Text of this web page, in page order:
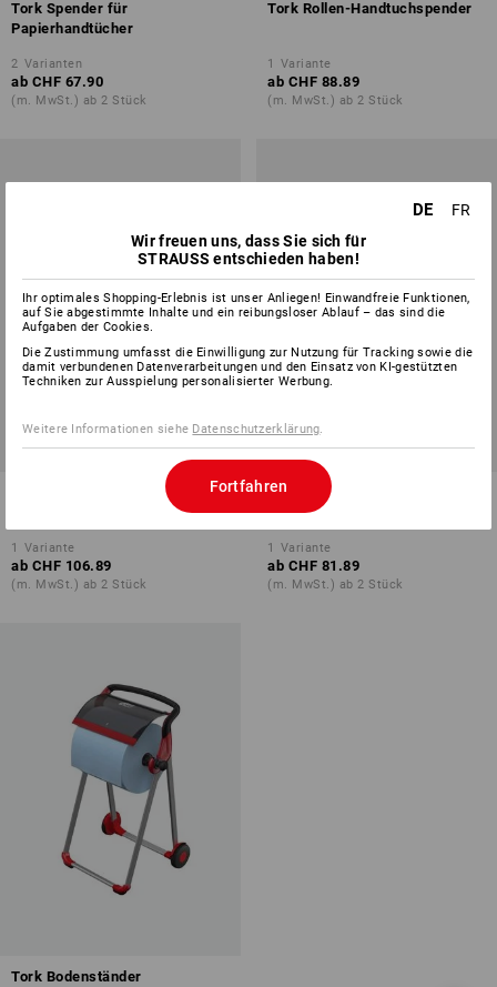
Tork Spender für
Papierhandtücher
2 Varianten
ab CHF 67.90
(m. MwSt.) ab 2 Stück
Tork Rollen-Handtuchspender
1 Variante
ab CHF 88.89
(m. MwSt.) ab 2 Stück
Toilettenpapier Kleinrollen
1 Variante
ab CHF 106.89
(m. MwSt.) ab 2 Stück
Tork Spender für
Toilettenpapier Jumbo
1 Variante
ab CHF 81.89
(m. MwSt.) ab 2 Stück
Tork Bodenständer
DE
FR
Wir freuen uns, dass Sie sich für
STRAUSS entschieden haben!
Ihr optimales Shopping-Erlebnis ist unser Anliegen! Einwandfreie Funktionen,
auf Sie abgestimmte Inhalte und ein reibungsloser Ablauf – das sind die
Aufgaben der Cookies.
Die Zustimmung umfasst die Einwilligung zur Nutzung für Tracking sowie die
damit verbundenen Datenverarbeitungen und den Einsatz von KI-gestützten
Techniken zur Ausspielung personalisierter Werbung.
Weitere Informationen siehe Datenschutzerklärung
Fortfahren